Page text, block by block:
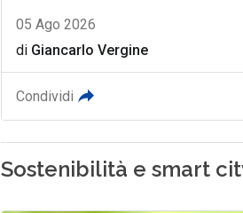
05 Ago 2026
di Giancarlo Vergine
Condividi
Sostenibilità e smart